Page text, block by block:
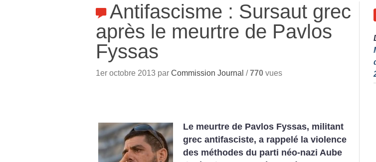
Antifascisme : Sursaut grec
après le meurtre de Pavlos
Fyssas
1er octobre 2013 par Commission Journal /770 vues
Le meurtre de Pavlos Fyssas, militant
grec antifasciste, a rappelé la violence
des méthodes du parti néo-nazi Aube